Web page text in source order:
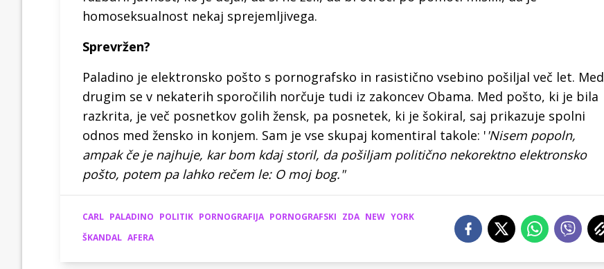
homoseksualnost nekaj sprejemljivega.
Sprevržen?
Paladino je elektronsko pošto s pornografsko in rasistično vsebino pošiljal več let. Med
drugim se v nekaterih sporočilih norčuje tudi iz zakoncev Obama. Med pošto, ki je bila
razkrita, je več posnetkov golih žensk, pa posnetek, ki je šokiral, saj prikazuje spolni
odnos med žensko in konjem. Sam je vse skupaj komentiral takole: ''Nisem popoln,
ampak če je najhuje, kar bom kdaj storil, da pošiljam politično nekorektno elektronsko
pošto, potem pa lahko rečem le: O moj bog."
CARL PALADINO POLITIK PORNOGRAFIJA PORNOGRAFSKI ZDA NEW YORK
ŠKANDAL AFERA